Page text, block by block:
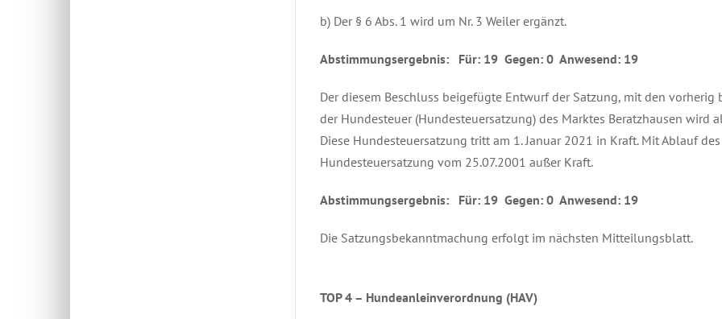
b) Der § 6 Abs. 1 wird um Nr. 3 Weiler ergänzt.
Abstimmungsergebnis: Für: 19 Gegen: 0 Anwesend: 19
Der diesem Beschluss beigefügte Entwurf der Satzung, mit den
der Hundesteuer (Hundesteuersatzung) des Marktes Beratzhausen wird
Diese Hundesteuersatzung tritt am 1. Januar 2021 in Kraft. Mit Ablauf
Hundesteuersatzung vom 25.07.2001 außer Kraft.
Abstimmungsergebnis: Für: 19 Gegen: 0 Anwesend: 19
Die Satzungsbekanntmachung erfolgt im nächsten Mitteilungsblatt.
TOP 4 – Hundeanleinverordnung (HAV)